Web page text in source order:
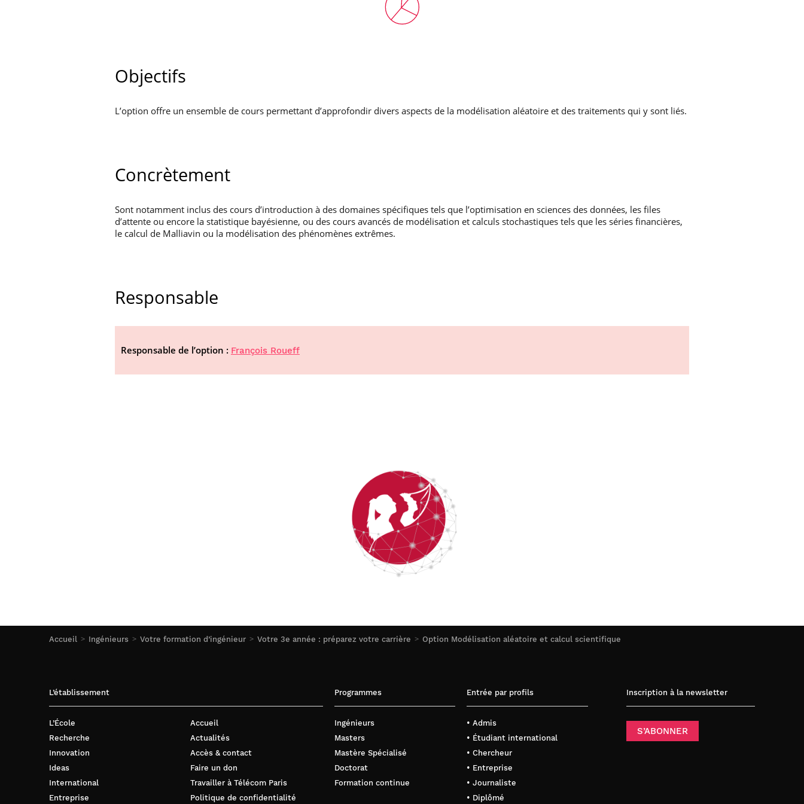
Accueil Ingénieurs Votre formation d’ingénieur Votre 3e année : préparez votre carrière Option Modélisation aléatoire et calcul scientifique
Objectifs
L’option offre un ensemble de cours permettant d’approfondir divers aspects de la modélisation aléatoire et des traitements qui y sont liés.
Concrètement
Sont notamment inclus des cours d’introduction à des domaines spécifiques tels que l’optimisation en sciences des données, les files
d’attente ou encore la statistique bayésienne, ou des cours avancés de modélisation et calculs stochastiques tels que les séries financières,
le calcul de Malliavin ou la modélisation des phénomènes extrêmes.
Responsable
Responsable de l’option : François Roueff
L’établissement
L’École
Recherche
Innovation
Ideas
International
Entreprise
Accueil
Actualités
Accès & contact
Faire un don
Travailler à Télécom Paris
Politique de confidentialité
Programmes
Ingénieurs
Masters
Mastère Spécialisé
Doctorat
Formation continue
Entrée par profils
• Admis
• Étudiant international
• Chercheur
• Entreprise
• Journaliste
• Diplômé
Inscription à la newsletter
S’ABONNER